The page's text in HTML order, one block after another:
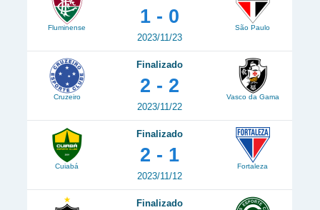
Fluminense
1 - 0
2023/11/23
São Paulo
Cruzeiro
Finalizado
2 - 2
2023/11/22
Vasco da Gama
Cuiabá
Finalizado
2 - 1
2023/11/12
Fortaleza
Finalizado